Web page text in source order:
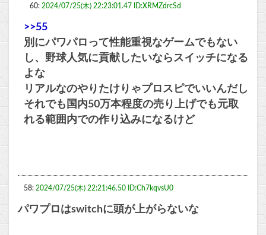
60: 2024/07/25(木) 22:23:01.47 ID:XRMZdrcSd
>>55
別にパワパロって性能重視なゲームでもない
し、野球人気に貢献したいならスイッチになる
よな
リアルなのやりたけりゃプロスピでいいんだし
それでも国内50万本程度の売り上げでも元取
れる範囲内での作り込みになるけど
58: 2024/07/25(木) 22:21:46.50 ID:Ch7kqvsU0
パワプロはswitchに頭が上がらないな